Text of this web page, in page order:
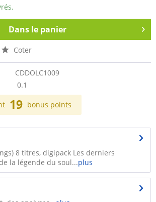
Dans le panier
Coter
CDDOLC1009
0.1
19 bonus points
8 titres, digipack Les derniers
la légende du soul...plus